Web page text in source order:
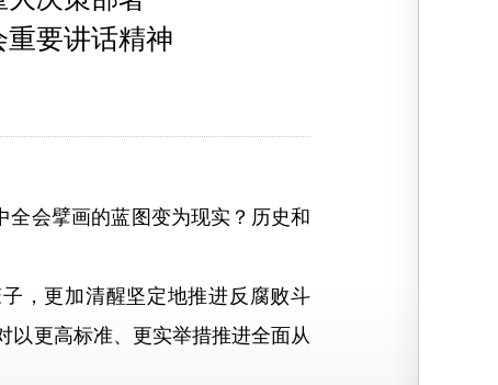
要讲话精神
会擘画的蓝图变为现实？历史和
，更加清醒坚定地推进反腐败斗
以更高标准、更实举措推进全面从